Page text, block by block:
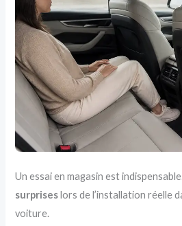
Un essai en magasin est
surpriseslors de l’installation réelle
voiture.